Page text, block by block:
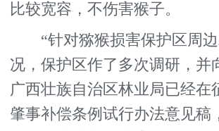
比较宽容，不伤害猴子。
“针对猕猴损害保护区周边
况，保护区作了多次调研，并
广西壮族自治区林业局已经在
肇事补偿条例试行办法意见稿